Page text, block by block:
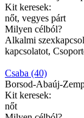
Kit keresek:
nőt, vegyes párt
Milyen célból?
Alkalmi
kapcsolatot,
Csaba (40)
Borsod-Abaúj-
Kit keresek:
nőt